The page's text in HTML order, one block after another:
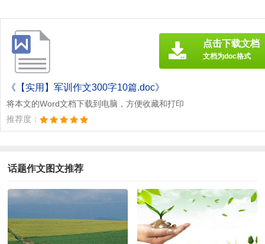
《【实用】军训作文300字10篇.doc》
将本文的Word文档下载到电脑，方便收藏和打印
推荐度：
点击下载文档
文档为doc格式
话题作文图文推荐